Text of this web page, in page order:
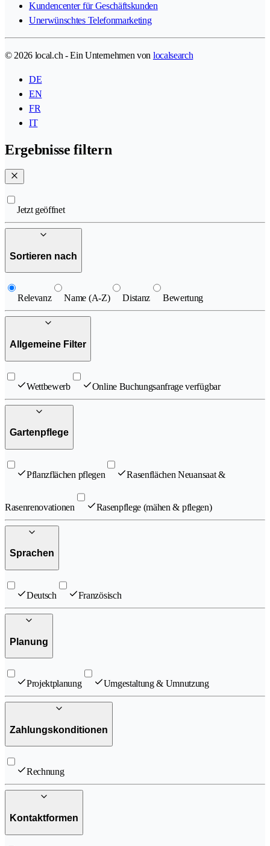
Kundencenter für Geschäftskunden
Unerwünschtes Telefonmarketing
© 2026 local.ch - Ein Unternehmen von localsearch
DE
EN
FR
IT
Ergebnisse filtern
Jetzt geöffnet
Sortieren nach
Relevanz Name (A-Z) Distanz Bewertung
Allgemeine Filter
Wettbewerb Online Buchungsanfrage verfügbar
Gartenpflege
Pflanzflächen pflegen Rasenflächen Neuansaat &
Rasenrenovationen Rasenpflege (mähen & pflegen)
Sprachen
Deutsch Französisch
Planung
Projektplanung Umgestaltung & Umnutzung
Zahlungskonditionen
Rechnung
Kontaktformen